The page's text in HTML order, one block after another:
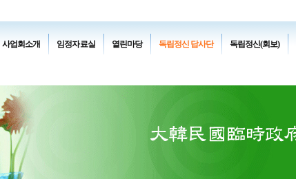
사업회소개 임정자료실 열린마당 독립정신 답사단 독립정신(회보)